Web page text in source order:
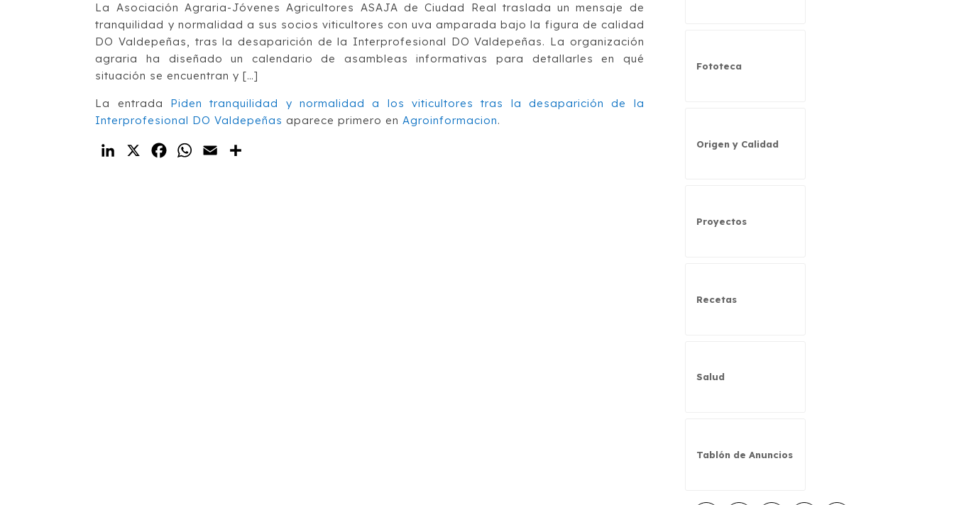
La Asociación Agraria-Jóvenes Agricultores ASAJA de Ciudad Real traslada un mensaje de
tranquilidad y normalidad a sus socios viticultores con uva amparada bajo la figura de calidad
DO Valdepeñas, tras la desaparición de la Interprofesional DO Valdepeñas. La organización
agraria ha diseñado un calendario de asambleas informativas para detallarles en qué
situación se encuentran y […]
La entrada Piden tranquilidad y normalidad a los viticultores tras la desaparición de la
Interprofesional DO Valdepeñas aparece primero enAgroinformacion.
LinkedIn
X FacebookWhatsApp
Email
Fototeca
Origen y Calidad
Proyectos
Recetas
Salud
Tablón de Anuncios